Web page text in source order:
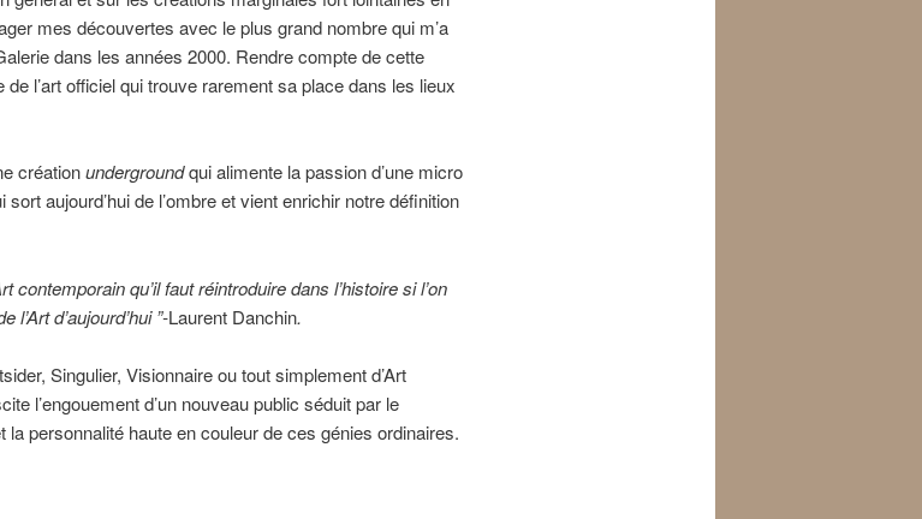
mes découvertes avec le plus grand nombre qui m’a
dans les années 2000. Rendre compte de cette
l’art officiel qui trouve rarement sa place dans les lieux
créationundergroundqui alimente la passion d’une micro
aujourd’hui de l’ombre et vient enrichir notre définition
contemporain qu’il faut réintroduire dans l’histoire si l’on
d’aujourd’hui ”-Laurent Danchin.
Singulier, Visionnaire ou tout simplement d’Art
l’engouement d’un nouveau public séduit par le
personnalité haute en couleur de ces génies ordinaires.